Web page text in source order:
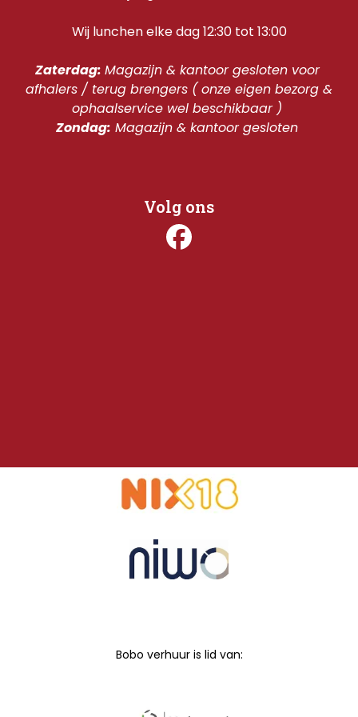
Wij lunchen elke dag 12:30 tot 13:00
Zaterdag: Magazijn & kantoor gesloten voor
afhalers / terug brengers ( onze eigen bezorg &
ophaalservice wel beschikbaar )
Zondag: Magazijn & kantoor gesloten
Volg ons
Bobo verhuur is lid van: